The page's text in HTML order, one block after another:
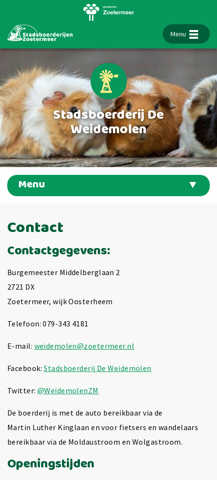
Menu
Stadsboerderij De
Weidemolen
Menu
Contact
Contactgegevens:
Burgemeester Middelberglaan 2
2721 DX
Zoetermeer, wijk Oosterheem
Telefoon: 079-343 4181
E-mail: weidemolen@zoetermeer.nl
Facebook:Stadsboerderij De Weidemolen
Twitter: @WeidemolenZM
De boerderij is met de auto bereikbaar via de
Martin Luther Kinglaan en voor fietsers en wandelaars
bereikbaar via de Moldaustroom en Wolgastroom.
Openingstijden